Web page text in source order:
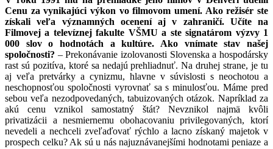
Cenu za vynikajúci výkon vo filmovom umení. Ako režisér ste
získali veľa významných ocenení aj v zahraničí. Učíte na
Filmovej a televíznej fakulte VŠMU a ste signatárom výzvy 1
000 slov o hodnotách a kultúre. Ako vnímate stav našej
spoločnosti? – Prekonávanie izolovanosti Slovenska a hospodársky
rast sú pozitíva, ktoré sa nedajú prehliadnuť. Na druhej strane, je tu
aj veľa pretvárky a cynizmu, hlavne v súvislosti s neochotou a
neschopnosťou spoločnosti vyrovnať sa s minulosťou. Máme pred
sebou veľa nezodpovedaných, tabuizovaných otázok. Napríklad za
akú cenu vznikol samostatný štát? Nevznikol najmä kvôli
privatizácii a nesmiernemu obohacovaniu privilegovaných, ktorí
nevedeli a nechceli zveľaďovať rýchlo a lacno získaný majetok v
prospech celku? Ak sú u nás najuznávanejšími hodnotami peniaze a